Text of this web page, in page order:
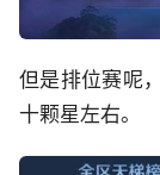
但是排位赛呢
十颗星左右。